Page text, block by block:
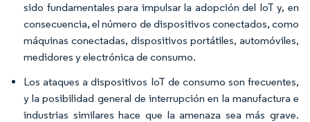
sido fundamentales para impulsar la adopción del IoT y, en
consecuencia, el número de dispositivos conectados, como
máquinas conectadas, dispositivos portátiles, automóviles,
medidores y electrónica de consumo.
Los ataques a dispositivos IoT de consumo son frecuentes,
y la posibilidad general de interrupción en la manufactura e
industrias similares hace que la amenaza sea más grave.